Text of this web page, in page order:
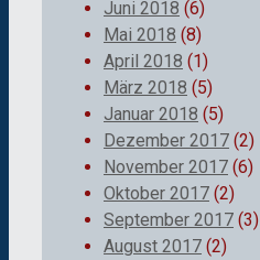
Juni 2018 (6)
Mai 2018 (8)
April 2018 (1)
März 2018 (5)
Januar 2018 (5)
Dezember 2017 (2)
November 2017 (6)
Oktober 2017 (2)
September 2017 (3)
August 2017 (2)